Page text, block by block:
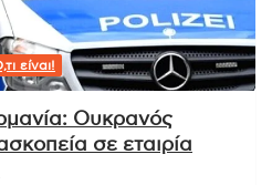
είναι!
Ουκρανός
σε εταιρία